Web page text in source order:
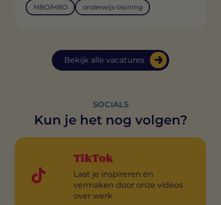
Bekijk alle vacatures
MBO/HBO onderwijs-training
SOCIALS
Kun je het nog volgen?
TikTok
Laat je inspireren én
vermaken door onze videos
over werk